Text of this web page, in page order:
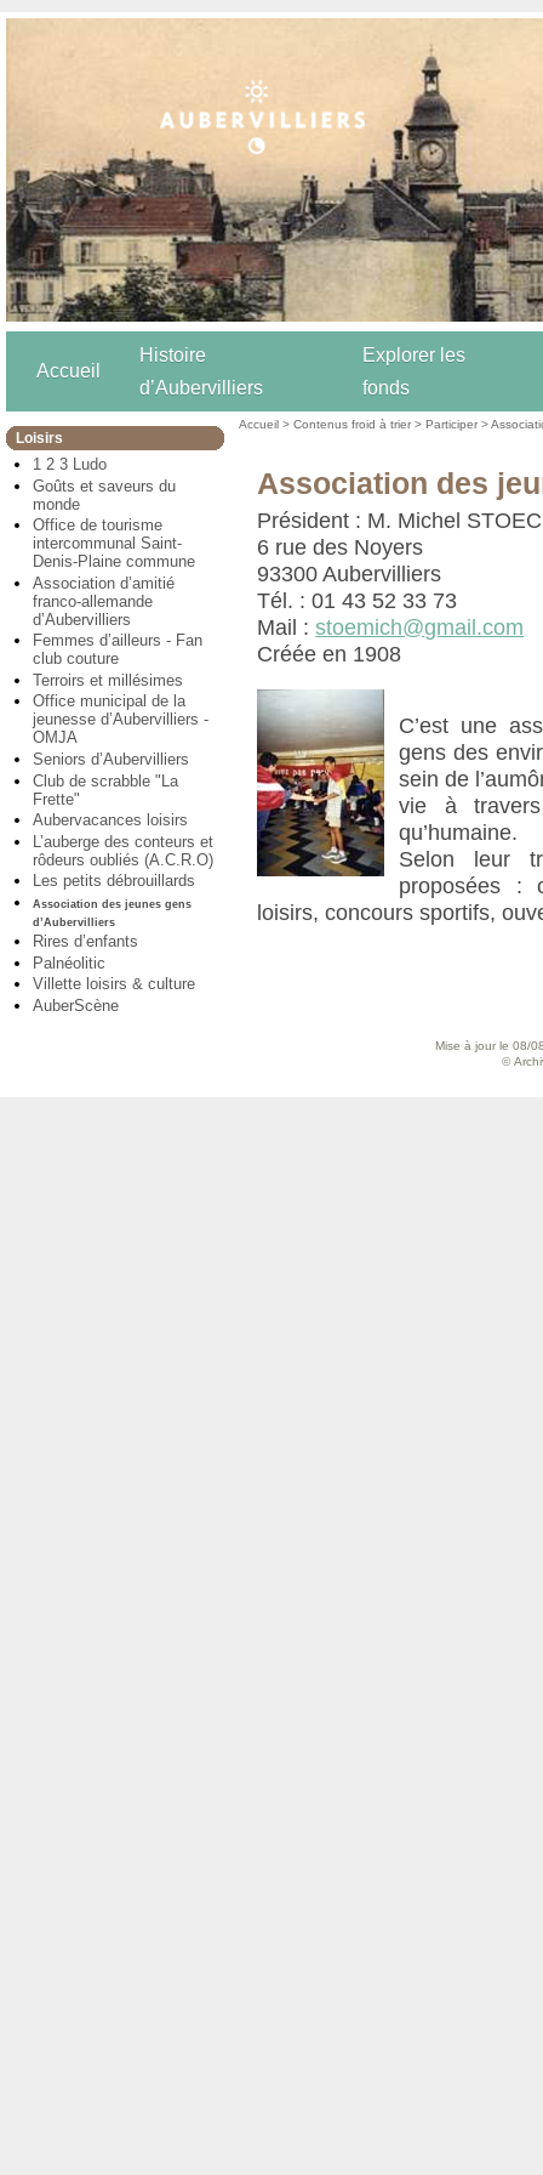
Accueil
Histoire
d’Aubervilliers
Explorer les
fonds
Loisirs
1 2 3 Ludo
Goûts et saveurs du
monde
Office de tourisme
intercommunal Saint-
Denis-Plaine commune
Association d’amitié
franco-allemande
d’Aubervilliers
Femmes d’ailleurs - Fan
club couture
Terroirs et millésimes
Office municipal de la
jeunesse d’Aubervilliers -
OMJA
Seniors d’Aubervilliers
Club de scrabble "La
Frette"
Aubervacances loisirs
L’auberge des conteurs et
rôdeurs oubliés (A.C.R.O)
Les petits débrouillards
Association des jeunes gens
d’Aubervilliers
Rires d’enfants
Palnéolitic
Villette loisirs & culture
AuberScène
Accueil >Contenus froid à trier >Participer >
Association des
Président : M. Michel
6 rue des Noyers
93300 Aubervilliers
Tél. : 01 43 52 33 73
Mail :stoemich@gmail.com
Créée en 1908
C’est une
gens des
sein de
vie à
qu’humaine.
Selon leur
proposées :
loisirs, concours sportifs,
Mise à jour le 08/
©